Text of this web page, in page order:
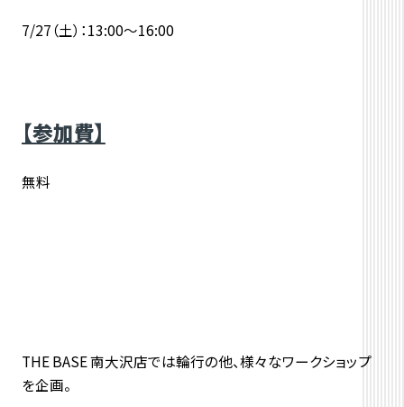
7/27（土）：13:00～16:00
【参加費】
無料
THE BASE 南大沢店では輪行の他、様々なワークショップ
を企画。